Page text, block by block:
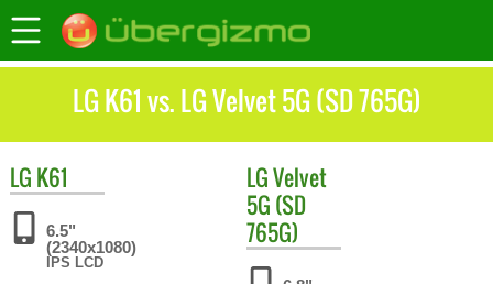
LG K61 vs. LG Velvet 5G (SD 765G)
LG K61
6.5"
(2340x1080)
IPS LCD
LGVelvet
5G (SD
765G)